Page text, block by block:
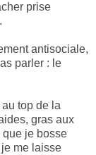
prise
antisociale,
parler : le
au top de la
gras aux
que je bosse
me laisse